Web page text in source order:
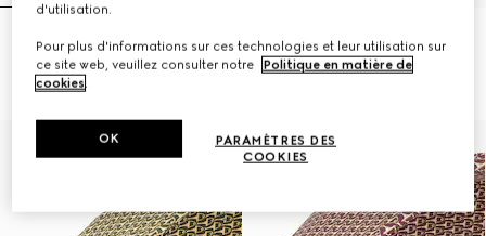
Parapluie pliable en nylon à
imprimé Gucci Flora
€ 630
Parapluie en nylon à imprimé
Flora
€ 850
d'utilisation.
Pour plus d'informations sur ces technologies et leur utilisation sur
ce site web, veuillez consulter notre
Politique en matière de
cookies.
PARAMÈTRES DES
COOKIES
OK